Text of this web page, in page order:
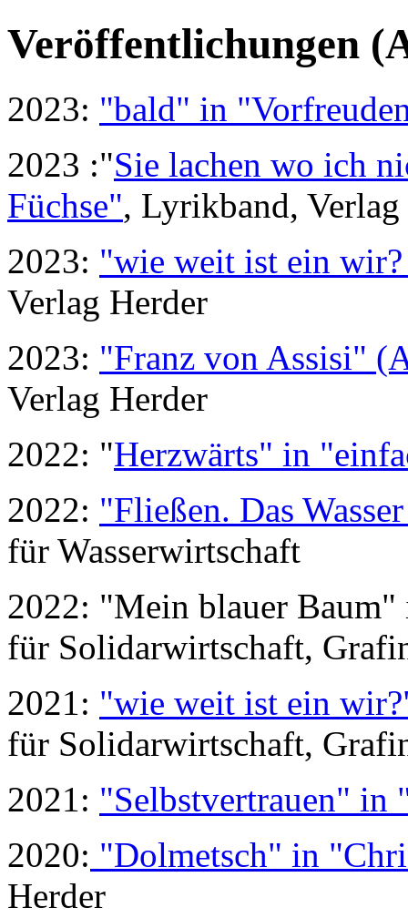
Veröffentlichungen
2023: "bald" in
2023 :"Sie lachen wo ich
Füchse", Lyrikband, Verlag
2023: "wie weit ist ein
Verlag Herder
2023: "Franz von Assisi"
Verlag Herder
2022: "Herzwärts" in
2022: "Fließen. Das
für Wasserwirtschaft
2022: "Mein blauer
für Solidarwirtschaft,
2021: "wie weit ist ein
für Solidarwirtschaft,
2021: "Selbstvertrauen" in
2020: "Dolmetsch" in
Herder